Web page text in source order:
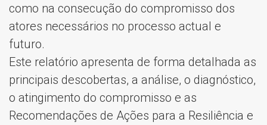
como na consecução do compromisso dos
atores necessários no processo actual e
futuro.
Este relatório apresenta de forma detalhada as
principais descobertas, a análise, o diagnóstico,
o atingimento do compromisso e as
Recomendações de Ações para a Resiliência e